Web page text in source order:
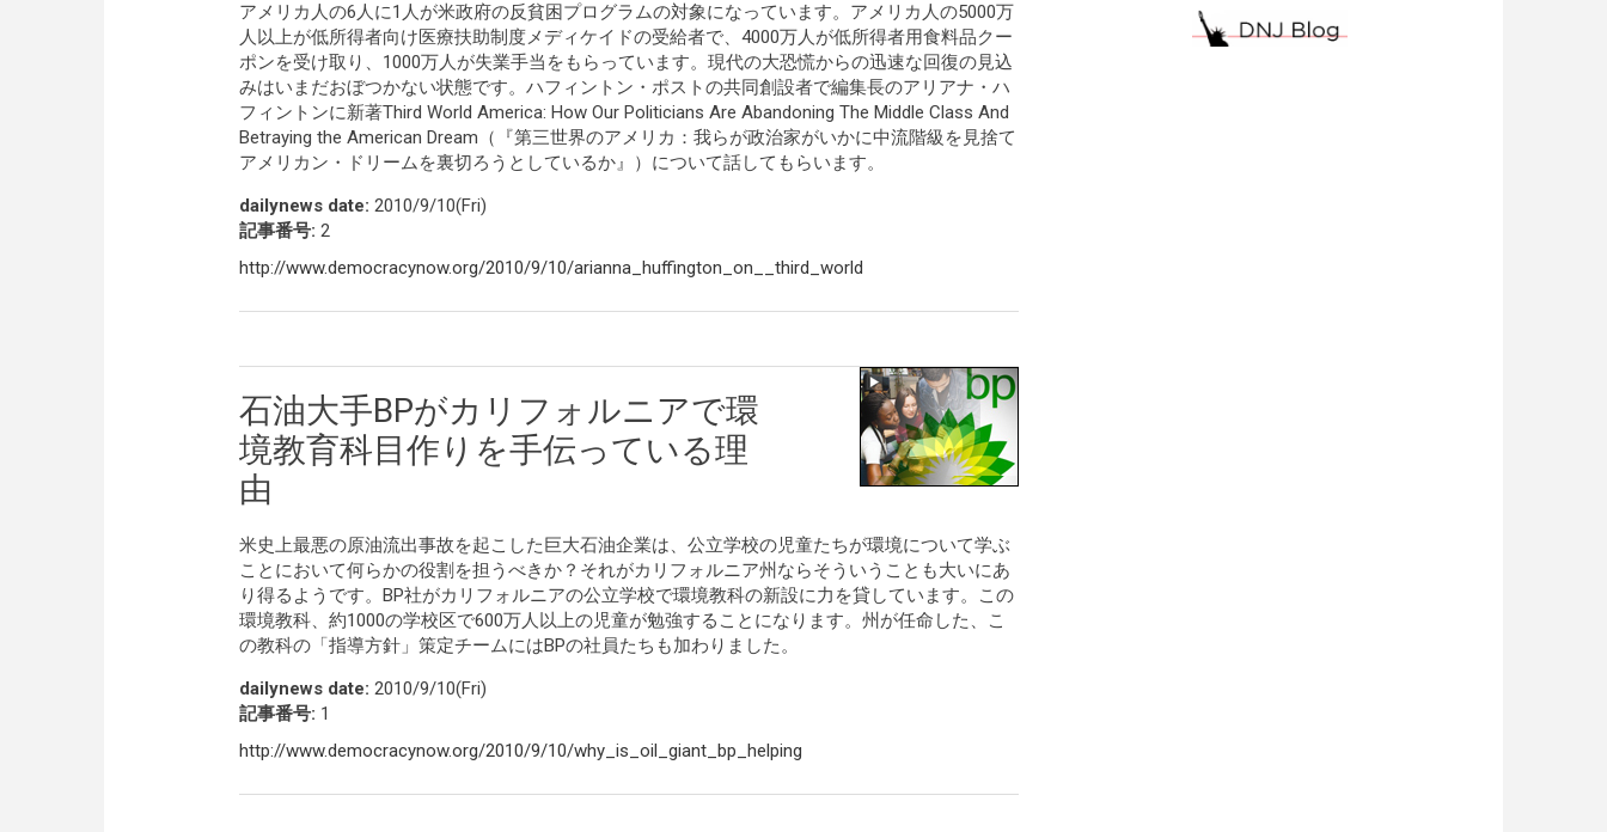
アメリカ人の6人に1人が米政府の反貧困プログラムの対象になっています。アメリカ人の5000万
人以上が低所得者向け医療扶助制度メディケイドの受給者で、4000万人が低所得者用食料品クー
ポンを受け取り、1000万人が失業手当をもらっています。現代の大恐慌からの迅速な回復の見込
みはいまだおぼつかない状態です。ハフィントン・ポストの共同創設者で編集長のアリアナ・ハ
フィントンに新著Third World America: How Our Politicians Are Abandoning The Middle Class And
Betraying the American Dream（『第三世界のアメリカ：我らが政治家がいかに中流階級を見捨て
アメリカン・ドリームを裏切ろうとしているか』）について話してもらいます。
dailynews date: 2010/9/10(Fri)
記事番号: 2
http://www.democracynow.org/2010/9/10/arianna_huffington_on__third_world
石油大手BPがカリフォルニアで環
境教育科目作りを手伝っている理
由
米史上最悪の原油流出事故を起こした巨大石油企業は、公立学校の児童たちが環境について学ぶ
ことにおいて何らかの役割を担うべきか？それがカリフォルニア州ならそういうことも大いにあ
り得るようです。BP社がカリフォルニアの公立学校で環境教科の新設に力を貸しています。この
環境教科、約1000の学校区で600万人以上の児童が勉強することになります。州が任命した、こ
の教科の「指導方針」策定チームにはBPの社員たちも加わりました。
dailynews date: 2010/9/10(Fri)
記事番号: 1
http://www.democracynow.org/2010/9/10/why_is_oil_giant_bp_helping